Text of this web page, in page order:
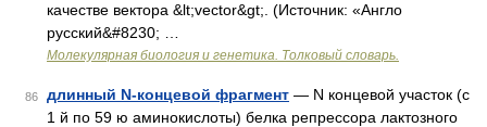
качестве вектора &lt;vector&gt;. (Источник: «Англо
русский&#8230; …
Молекулярная биология и генетика. Толковый словарь.
86 длинный N-концевой фрагмент — N концевой участок (с
1 й по 59 ю аминокислоты) белка репрессора лактозного